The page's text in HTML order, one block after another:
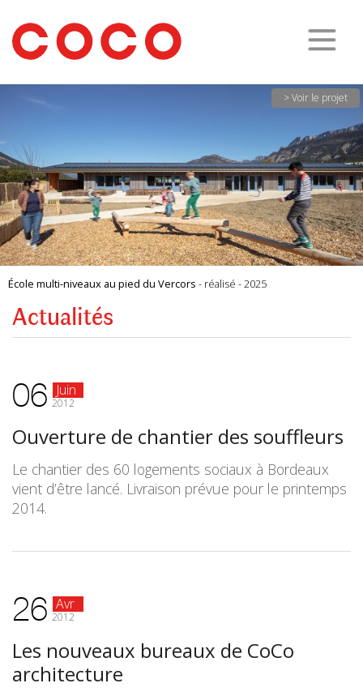
CoCo
Architecture
architecture,
urbanisme,
etc.
École multi-niveaux au pied du Vercors - réalisé - 2025
> Voir le projet
Actualités
06 Juin
2012
Ouverture de chantier des souffleurs
Le chantier des 60 logements sociaux à Bordeaux
vient d’être lancé. Livraison prévue pour le printemps
2014.
26 Avr
2012
Les nouveaux bureaux de CoCo
architecture